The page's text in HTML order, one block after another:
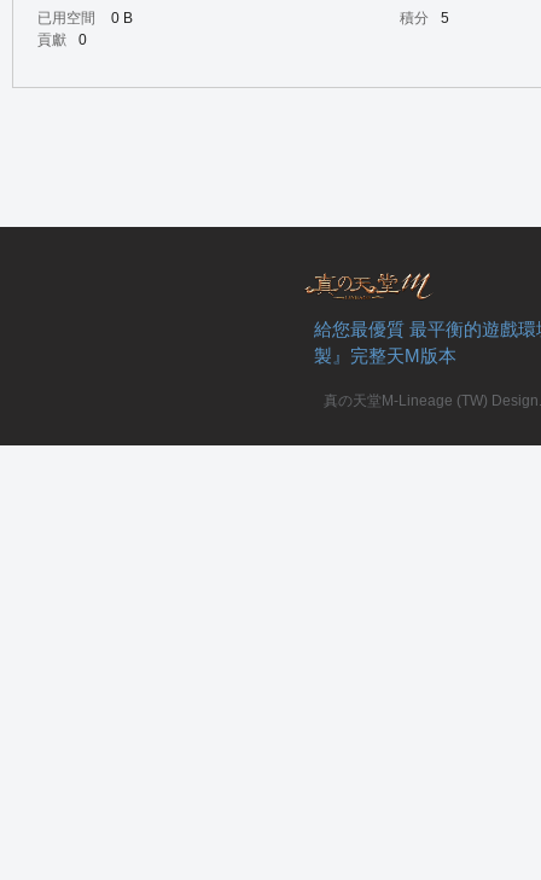
已用空間
0 B 積分
5
貢獻
0
給您最優質 最平衡的遊戲
製』完整天M版本
真の天堂M-Lineage (TW)